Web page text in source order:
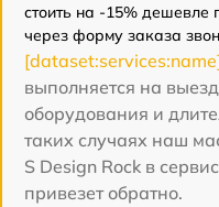
стоить на -15% дешевле
через форму заказа
выполняется на
оборудования и
таких случаях наш
S Design Rock в
привезет обратно.